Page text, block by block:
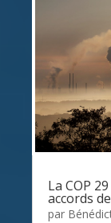
La COP
accords
par